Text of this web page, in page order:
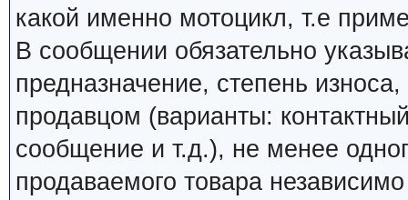
какой именно мотоцикл, т.е
В сообщении обязательно
предназначение, степень
продавцом (варианты:
сообщение и т.д.), не менее
продаваемого товара